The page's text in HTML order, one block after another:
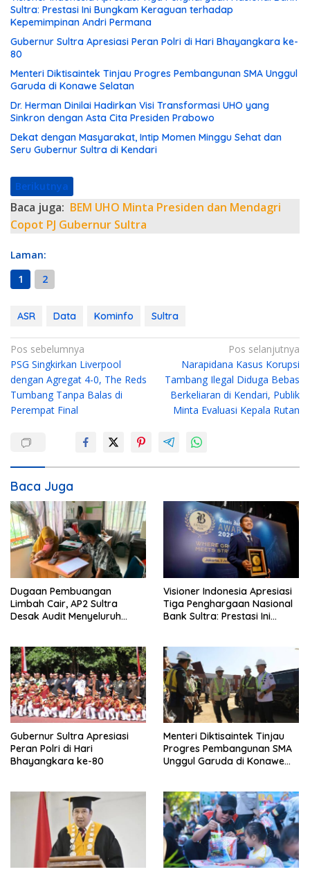
Sultra: Prestasi Ini Bungkam Keraguan terhadap
Kepemimpinan Andri Permana
Gubernur Sultra Apresiasi Peran Polri di Hari Bhayangkara ke-
80
Menteri Diktisaintek Tinjau Progres Pembangunan SMA Unggul
Garuda di Konawe Selatan
Dr. Herman Dinilai Hadirkan Visi Transformasi UHO yang
Sinkron dengan Asta Cita Presiden Prabowo
Dekat dengan Masyarakat, Intip Momen Minggu Sehat dan
Seru Gubernur Sultra di Kendari
Berikutnya
Baca juga: BEM UHO Minta Presiden dan Mendagri
Copot PJ Gubernur Sultra
Laman:
1
2
ASR Data Kominfo Sultra
N
a
v
i
s
i
p
o
s
Pos sebelumnya
PSG Singkirkan Liverpool
dengan Agregat 4-0, The Reds
Tumbang Tanpa Balas di
Perempat Final
Pos selanjutnya
Narapidana Kasus Korupsi
Tambang Ilegal Diduga Bebas
Berkeliaran di Kendari, Publik
Minta Evaluasi Kepala Rutan
Baca Juga
Dugaan Pembuangan
Limbah Cair, AP2 Sultra
Desak Audit Menyeluruh
Hukum
Visioner Indonesia Apresiasi
Tiga Penghargaan Nasional
Bank Sultra: Prestasi Ini
Andri Permana
Gubernur Sultra Apresiasi
Peran Polri di Hari
Bhayangkara ke-80
Menteri Diktisaintek Tinjau
Progres Pembangunan SMA
Unggul Garuda di Konawe